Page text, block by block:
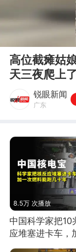
高位截瘫姑
天三夜爬上
锐眼新闻
广东
8.5万 次播放
中国科学家把10
应堆塞进卡车，
料能跑几十年